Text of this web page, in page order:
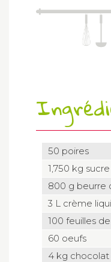
50 poires
1,750 kg sucre
800 g beurre
3 L crème
100 feuilles
60 oeufs
4 kg chocolat